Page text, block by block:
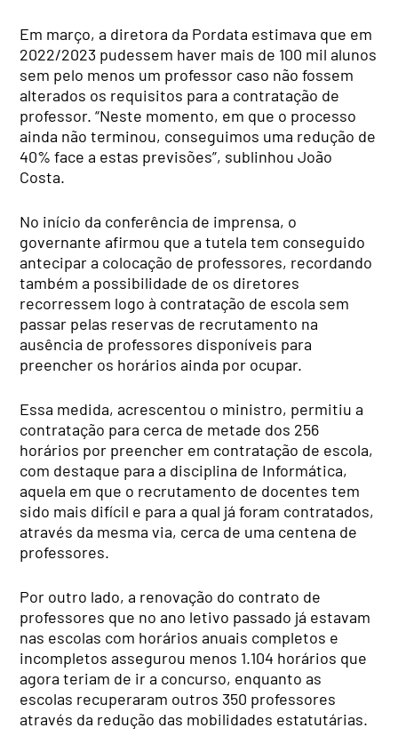
Em março, a diretora da Pordata estimava que em
2022/2023 pudessem haver mais de 100 mil alunos
sem pelo menos um professor caso não fossem
alterados os requisitos para a contratação de
professor. “Neste momento, em que o processo
ainda não terminou, conseguimos uma redução de
40% face a estas previsões”, sublinhou João
Costa.
No início da conferência de imprensa, o
governante afirmou que a tutela tem conseguido
antecipar a colocação de professores, recordando
também a possibilidade de os diretores
recorressem logo à contratação de escola sem
passar pelas reservas de recrutamento na
ausência de professores disponíveis para
preencher os horários ainda por ocupar.
Essa medida, acrescentou o ministro, permitiu a
contratação para cerca de metade dos 256
horários por preencher em contratação de escola,
com destaque para a disciplina de Informática,
aquela em que o recrutamento de docentes tem
sido mais difícil e para a qual já foram contratados,
através da mesma via, cerca de uma centena de
professores.
Por outro lado, a renovação do contrato de
professores que no ano letivo passado já estavam
nas escolas com horários anuais completos e
incompletos assegurou menos 1.104 horários que
agora teriam de ir a concurso, enquanto as
escolas recuperaram outros 350 professores
através da redução das mobilidades estatutárias.